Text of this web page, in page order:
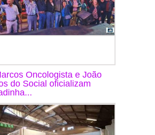
Oncologista e João
do Social oficializam